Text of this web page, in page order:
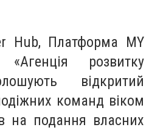
Hub, Платформа MY
розвитку
відкритий
команд віком
на подання власних